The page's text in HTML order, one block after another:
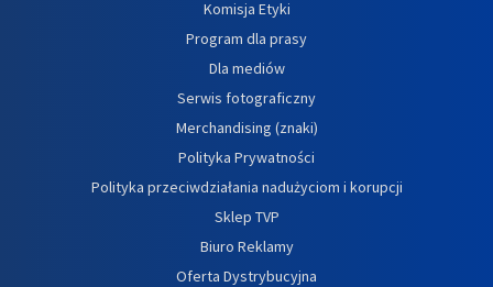
Komisja Etyki
Program dla prasy
Dla mediów
Serwis fotograficzny
Merchandising (znaki)
Polityka Prywatności
Polityka przeciwdziałania nadużyciom i korupcji
Sklep TVP
Biuro Reklamy
Oferta Dystrybucyjna